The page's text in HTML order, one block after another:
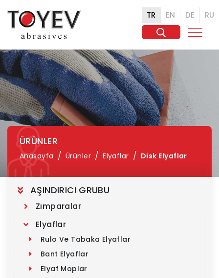
TR EN DE RU
ÜRÜNLER
Anasayfa Ürünler Elyaflar Disk Elyaflar
AŞINDIRICI GRUBU
Zımparalar
Elyaflar
Rulo Ve Tabaka Elyaflar
Bant Elyaflar
Elyaf Moplar